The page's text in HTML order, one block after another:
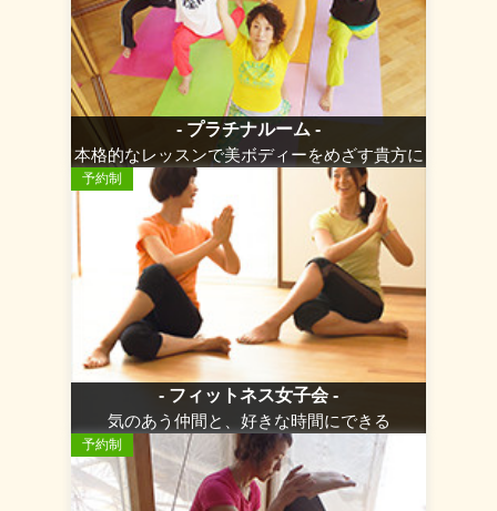
- プラチナルーム -
本格的なレッスンで美ボディーをめざす貴方に
予約制
- フィットネス女子会 -
気のあう仲間と、好きな時間にできる
予約制